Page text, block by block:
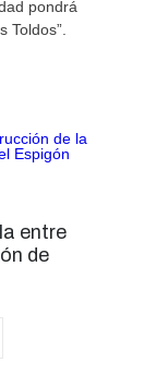
pondrá
Toldos”.
entre
de